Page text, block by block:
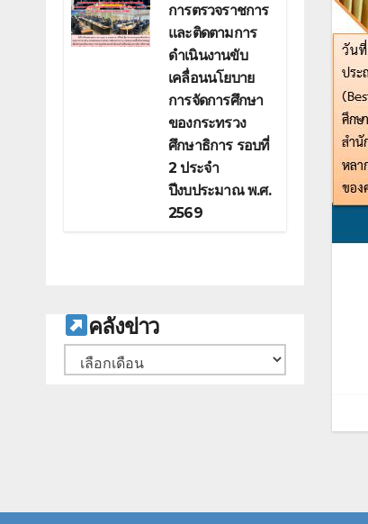
การตรวจราชการ
และติดตามการ
ดำเนินงานขับ
เคลื่อนนโยบาย
การจัดการศึกษา
ของกระทรวง
ศึกษาธิการ รอบที่
2 ประจำ
ปีงบประมาณ พ.ศ.
2569
คลังข่าว
คลัง